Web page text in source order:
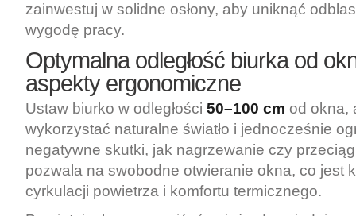
zainwestuj w solidne osłony, aby uniknąć
wygodę pracy.
Optymalna odległość biurka od
aspekty ergonomiczne
Ustaw biurko w odległości 50–100 cm od okna,
wykorzystać naturalne światło i jednocześnie
negatywne skutki, jak nagrzewanie czy
pozwala na swobodne otwieranie okna, co jest
cyrkulacji powietrza i komfortu termicznego.